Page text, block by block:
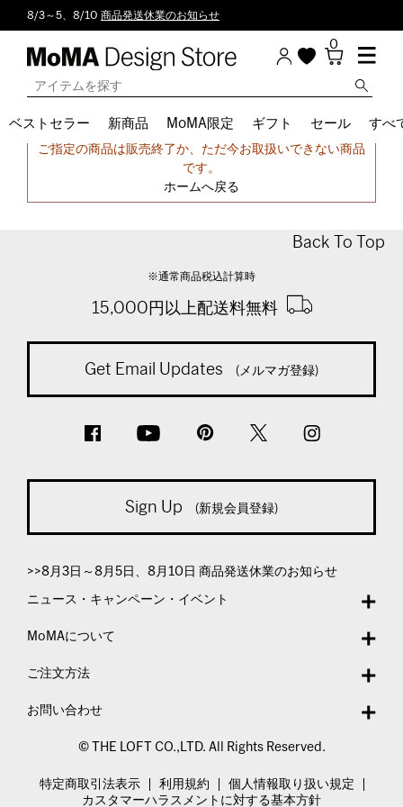
8/3～5、8/10 商品発送休業のお知らせ
0
ベストセラー 新商品 MoMA限定 ギフト セール すべ
申し訳ございません。
ご指定の商品は販売終了か、ただ今お取扱いできない商品
です。
ホームへ戻る
Back To Top
※通常商品税込計算時
15,000円以上配送料無料
Get Email Updates (メルマガ登録)
Sign Up (新規会員登録)
>>8月3日～8月5日、8月10日 商品発送休業のお知らせ
ニュース・キャンペーン・イベント
MoMAについて
ご注文方法
お問い合わせ
© THE LOFT CO.,LTD. All Rights Reserved.
特定商取引法表示 利用規約
個人情報取り扱い規定
カスタマーハラスメントに対する基本方針